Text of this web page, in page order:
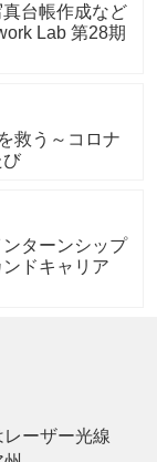
台帳作成など
Lab 第28期
救う～コロナ
び
ターンシップ
ドキャリア
レーザー光線